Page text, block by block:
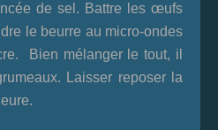
de sel. Battre les œufs
le beurre au micro-ondes
Bien mélanger le tout, il
Laisser reposer la